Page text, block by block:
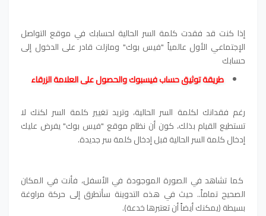
إذا كنت قد فقدت كلمة السر الحالية لحسابك في موقع التواصل
الإجتماعي الأول عالمياً "فيس بوك" ومازلت قادر على الدخول إلى
حسابك
طريقة توثيق حساب فيسبوك والحصول على العلامة الزرقاء
رغم فقدانك لكلمة السر الحالية، وتريد تغيير كلمة السر لكنك لا
تستطيع القيام بذلك، كون أن نظام موقع "فيس بوك" يفرض عليك
إدخال كلمة السر الحالية قبل إدخال كلمة سر جديدة.
كما تشاهد في الصورة الموجودة في الأسفل، فأنت في المكان
الصحيح تماماً.. حيث في هذه التدوينة سأتطرق إلى حركة مراوغة
بسيطة (يمكنك أيضاً أن تعتبرها خدعة).